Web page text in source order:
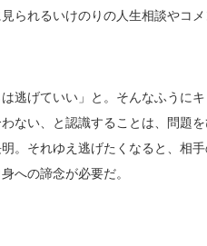
られるいけのりの人生相談やコ
逃げていい」と。そんなふうに
ない、と認識することは、問題
。それゆえ逃げたくなると、相
への諦念が必要だ。